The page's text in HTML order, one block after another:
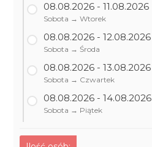
08.08.2026 - 11.08.2026
Sobota → Wtorek
08.08.2026 - 12.08.2026
Sobota → Środa
08.08.2026 - 13.08.2026
Sobota → Czwartek
08.08.2026 - 14.08.2026
Sobota → Piątek